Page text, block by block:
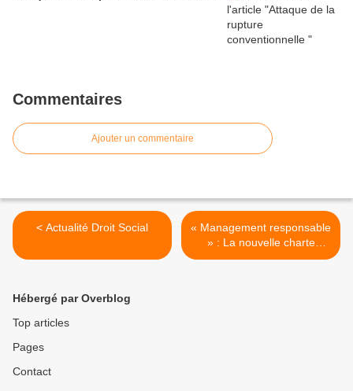
Commentaires
Ajouter un commentaire
< Actualité Droit Social
« Management responsable
» : La nouvelle charte
bisounours du Medef ? >
Hébergé par Overblog
Top articles
Pages
Contact